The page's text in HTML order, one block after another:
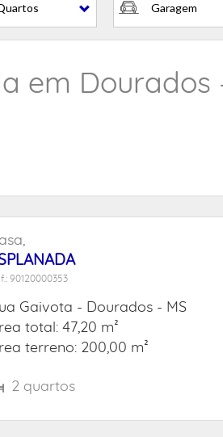
Garagem
em Dourados
90120000353
Gaivota -
Dourados - MS
total: 47,20 m²
terreno: 200,00 m²
2 quartos